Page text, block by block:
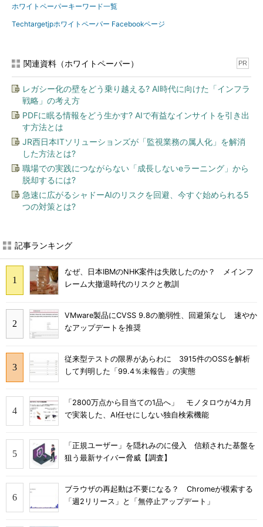
ホワイトペーパーキーワード一覧
Techtargetjpホワイトペーパー Facebookページ
関連資料（ホワイトペーパー） PR
レガシー化の壁をどう乗り越える? AI時代に向けた「インフラ
戦略」の考え方
PDFに眠る情報をどう生かす? AIで有益なインサイトを引き出
す方法とは
JR西日本ITソリューションズが「監視業務の属人化」を解消
した方法とは?
職場での実践につながらない「成長しないeラーニング」から
脱却するには?
急速に広がるシャドーAIのリスクを回避、今すぐ始められる5
つの対策とは?
記事ランキング
なぜ、日本IBMのNHK案件は失敗したのか？ メインフ
レーム大撤退時代のリスクと教訓
VMware製品にCVSS 9.8の脆弱性、回避策なし 速やか
なアップデートを推奨
従来型テストの限界があらわに 3915件のOSSを解析
して判明した「99.4％未報告」の実態
「2800万点から目当ての1品へ」 モノタロウが4カ月
で実装した、AI任せにしない独自検索機能
「正規ユーザー」を隠れみのに侵入 信頼された基盤を
狙う最新サイバー脅威【調査】
ブラウザの再起動は不要になる？ Chromeが模索する
「週2リリース」と「無停止アップデート」